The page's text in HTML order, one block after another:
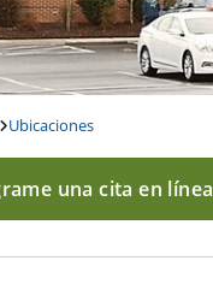
Ubicaciones
una cita en línea